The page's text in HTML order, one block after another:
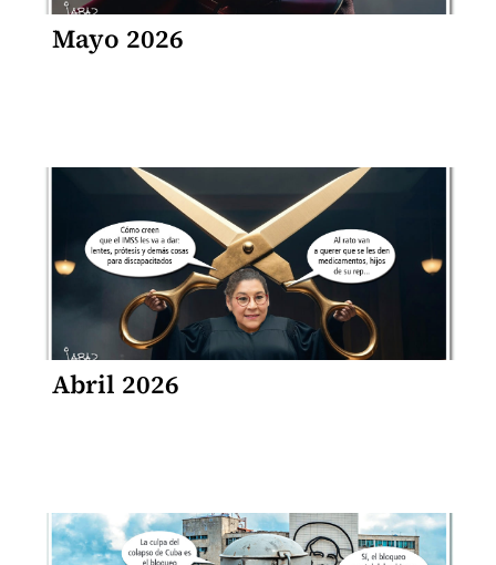
Mayo 2026
Abril 2026